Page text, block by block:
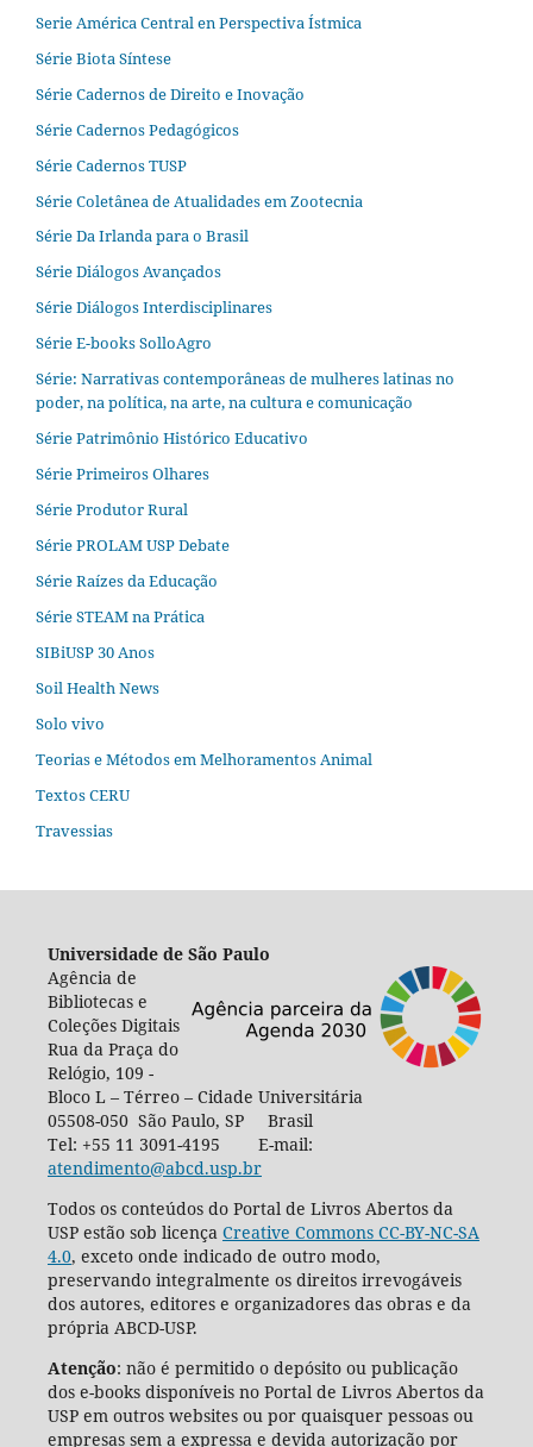
Serie América Central en Perspectiva Ístmica
Série Biota Síntese
Série Cadernos de Direito e Inovação
Série Cadernos Pedagógicos
Série Cadernos TUSP
Série Coletânea de Atualidades em Zootecnia
Série Da Irlanda para o Brasil
Série Diálogos Avançados
Série Diálogos Interdisciplinares
Série E-books SolloAgro
Série: Narrativas contemporâneas de mulheres latinas no
poder, na política, na arte, na cultura e comunicação
Série Patrimônio Histórico Educativo
Série Primeiros Olhares
Série Produtor Rural
Série PROLAM USP Debate
Série Raízes da Educação
Série STEAM na Prática
SIBiUSP 30 Anos
Soil Health News
Solo vivo
Teorias e Métodos em Melhoramentos Animal
Textos CERU
Travessias
Universidade de São Paulo
Agência de
Bibliotecas e
Coleções Digitais
Rua da Praça do
Relógio, 109 -
Bloco L – Térreo – Cidade Universitária
05508-050 São Paulo, SP Brasil
Tel: +55 11 3091-4195 E-mail:
atendimento@abcd.usp.br
Todos os conteúdos do Portal de Livros Abertos da
USP estão sob licença Creative Commons CC-BY-NC-SA
4.0, exceto onde indicado de outro modo,
preservando integralmente os direitos irrevogáveis
dos autores, editores e organizadores das obras e da
própria ABCD-USP.
Atenção: não é permitido o depósito ou publicação
dos e-books disponíveis no Portal de Livros Abertos da
USP em outros websites ou por quaisquer pessoas ou
empresas sem a expressa e devida autorização por